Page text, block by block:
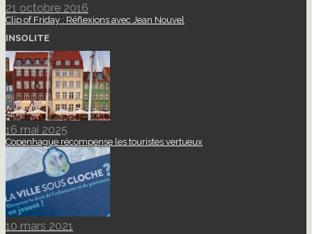
21 octobre 2016
Clip of Friday : Réflexions avec Jean Nouvel
INSOLITE
16 mai 2025
Copenhague récompense les touristes vertueux
10 mars 2021